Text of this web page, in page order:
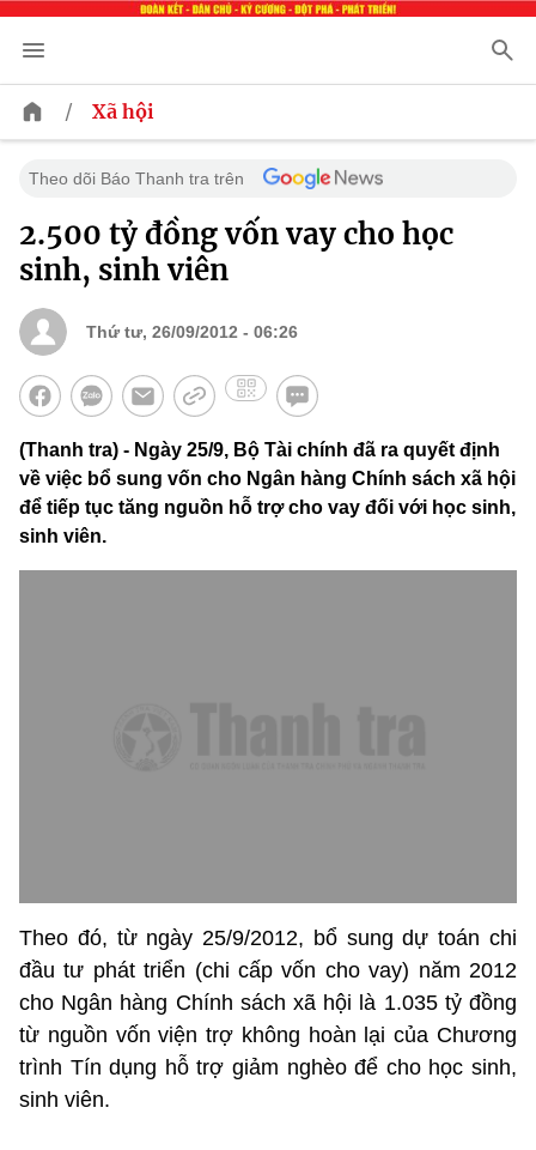
/ Xã hội
Theo dõi Báo Thanh tra trên
2.500 tỷ đồng vốn vay cho học
sinh, sinh viên
Thứ tư, 26/09/2012 - 06:26
(Thanh tra) - Ngày 25/9, Bộ Tài chính đã ra quyết định
về việc bổ sung vốn cho Ngân hàng Chính sách xã hội
để tiếp tục tăng nguồn hỗ trợ cho vay đối với học sinh,
sinh viên.
Theo đó, từ ngày 25/9/2012, bổ sung dự toán chi
đầu tư phát triển (chi cấp vốn cho vay) năm 2012
cho Ngân hàng Chính sách xã hội là 1.035 tỷ đồng
từ nguồn vốn viện trợ không hoàn lại của Chương
trình Tín dụng hỗ trợ giảm nghèo để cho học sinh,
sinh viên.